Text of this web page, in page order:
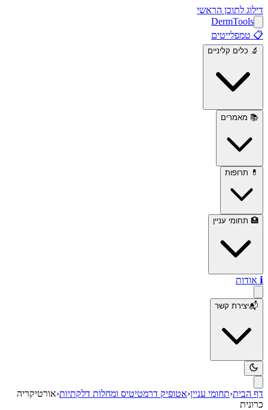
דילוג לתוכן הראשי
DermTools
📋 טמפלייטים
🔬 כלים קליניים
📚 מאמרים
💊 תרופות
🏥 תחומי עניין
ℹ️ אודות
📬יצירת קשר
דף הבית‹תחומי עניין‹אטופיק דרמטיטיס ומחלות דלקתיות‹אורטיקריה
כרונית